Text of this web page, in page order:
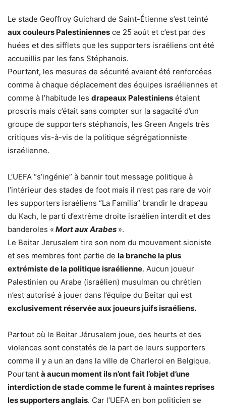
Le stade Geoffroy Guichard de Saint-Étienne s’est teinté
aux couleurs Palestiniennes ce 25 août et c’est par des
huées et des sifflets que les supporters israéliens ont été
accueillis par les fans Stéphanois.
Pourtant, les mesures de sécurité avaient été renforcées
comme à chaque déplacement des équipes israéliennes et
comme à l’habitude les drapeaux Palestiniens étaient
proscris mais c’était sans compter sur la sagacité d’un
groupe de supporters stéphanois, les Green Angels très
critiques vis-à-vis de la politique ségrégationniste
israélienne.
L’UEFA “s’ingénie” à bannir tout message politique à
l’intérieur des stades de foot mais il n’est pas rare de voir
les supporters israéliens “La Familia” brandir le drapeau
du Kach, le parti d’extrême droite israélien interdit et des
banderoles « Mort aux Arabes ».
Le Beitar Jerusalem tire son nom du mouvement sioniste
et ses membres font partie de la branche la plus
extrémiste de la politique israélienne. Aucun joueur
Palestinien ou Arabe (israélien) musulman ou chrétien
n’est autorisé à jouer dans l’équipe du Beitar qui est
exclusivement réservée aux joueurs juifs israéliens.
Partout où le Beitar Jérusalem joue, des heurts et des
violences sont constatés de la part de leurs supporters
comme il y a un an dans la ville de Charleroi en Belgique.
Pourtant à aucun moment ils n’ont fait l’objet d’une
interdiction de stade comme le furent à maintes reprises
les supporters anglais. Car l’UEFA en bon politicien se